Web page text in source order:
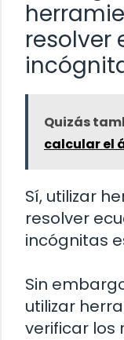
resolver
Quizás
calcular el
Sí, utilizar
resolver
incógnitas
Sin
utilizar
verificar los